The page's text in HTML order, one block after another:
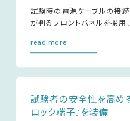
試験時の電源ケーブルの接
が判るフロントパネルを採用
read more
試験者の安全性を高め
ロック端子』を装備